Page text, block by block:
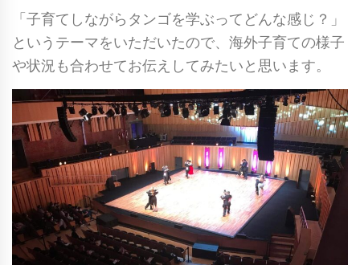
「子育てしながらタンゴを学ぶってどんな感じ？」
というテーマをいただいたので、海外子育ての様子
や状況も合わせてお伝えしてみたいと思います。